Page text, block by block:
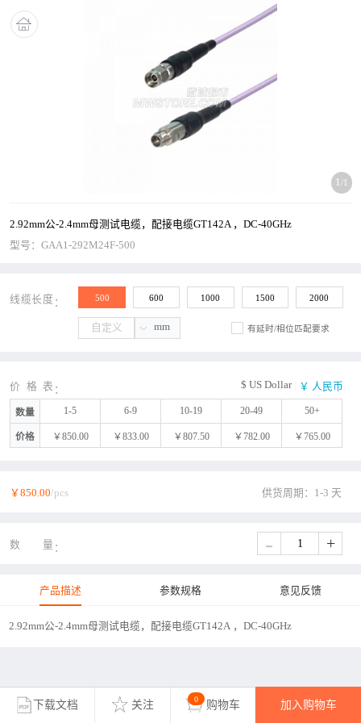
1/1
2.92mm公-2.4mm母测试电缆，配接电缆GT142A ，DC-40GHz
型号：GAA1-292M24F-500
线缆长度 500 600 1000 1500 2000
mm 有延时/相位匹配要求
价格表 $ US Dollar ￥ 人民币
数量 1-5 6-9 10-19 20-49 50+
价格 ￥850.00 ￥833.00 ￥807.50 ￥782.00 ￥765.00
￥850.00/pcs 供货周期：1-3 天
数量 - +
产品描述 参数规格 意见反馈
2.92mm公-2.4mm母测试电缆，配接电缆GT142A ，DC-40GHz
下载文档 关注
0
购物车 加入购物车